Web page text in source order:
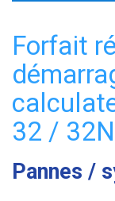
Forfait
32 / 32N
Pannes /